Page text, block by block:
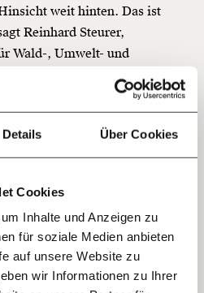
Details Über Cookies
Cookies
Inhalte und Anzeigen zu
für soziale Medien anbieten
auf unsere Website zu
wir Informationen zu Ihrer
4300 0498 0007 6017
Institut - Verein für
weit hinten. Das ist
Reinhard Steurer,
Wald-, Umwelt- und
Moment
. Die
Ausstoßes zeigt:
CO2-Ausstoß reduzieren,
er an.
"In Zukunft wird
vorbeikommen", sagt
Angesichts der
CO2-Preissignal